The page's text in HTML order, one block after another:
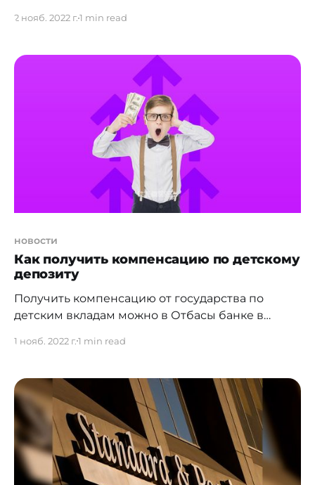
банковские карты. Всего количество карточек в
обращении увеличилось на 11,8% (до 62,65 млн.
карточек) по сравнению с
2 нояб. 2022 г.1 min read
новости
Как получить компенсацию по детскому
депозиту
Получить компенсацию от государства по
детским вкладам можно в Отбасы банке в
законным представителям необходимо подать
которых можно вызвать домой. Список
консультантов доступен на сайте
[https://hcsbk.kz/ru/network-agents/] банка. По
депозитам несовершеннолетних вкладчиков и
недееспособных
1 нояб. 2022 г.1 min read